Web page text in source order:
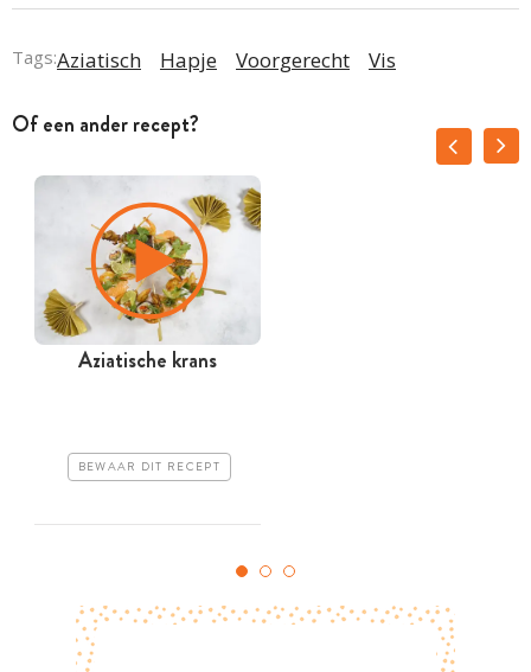
Tags:Aziatisch Hapje Voorgerecht Vis
Of een ander recept?
Aziatische krans
BEWAAR DIT RECEPT